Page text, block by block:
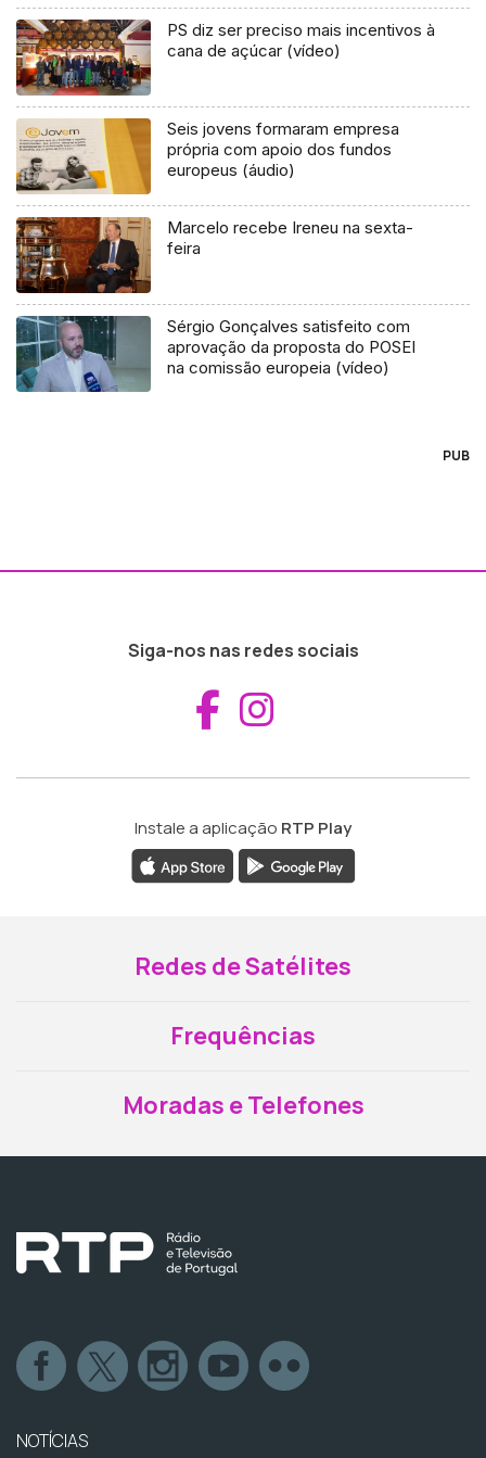
PS diz ser preciso mais incentivos à
cana de açúcar (vídeo)
Seis jovens formaram empresa
própria com apoio dos fundos
europeus (áudio)
Marcelo recebe Ireneu na sexta-
feira
Sérgio Gonçalves satisfeito com
aprovação da proposta do POSEI
na comissão europeia (vídeo)
PUB
Siga-nos nas redes sociais
Aceder ao
Instale a aplicação RTP Play
Redes de Satélites
Frequências
Moradas e Telefones
NOTÍCIAS